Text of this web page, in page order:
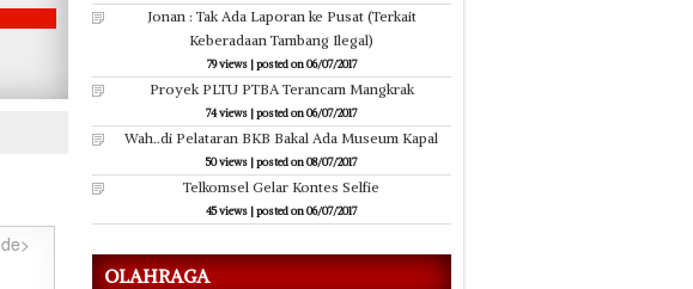
Jonan : Tak Ada Laporan ke Pusat (Terkait
Keberadaan Tambang Ilegal)
79 views|posted on 06/07/2017
Proyek PLTU PTBA Terancam Mangkrak
74 views |posted on 06/07/2017
Wah..di Pelataran BKB Bakal Ada Museum Kapal
50 views |posted on 08/07/2017
Telkomsel Gelar Kontes Selfie
45 views |posted on 06/07/2017
OLAHRAGA